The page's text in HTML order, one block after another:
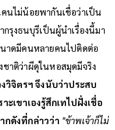
นไม่น้อยพากันเชื่อว่าเป็น
กรุงธนบุรีเป็นผู้นำเรื่องนี้มา
าดมีคนหลายคนไปติดต่อ
าติว่าผีดุในหอสมุดมีจริง
วิจิตรฯ จึงนับว่าประสบ
ะเขาเองรู้สึกเทไปฝั่งเชื่อ
กดังที่กล่าวว่า "ข้าพเจ้าก็ไม่